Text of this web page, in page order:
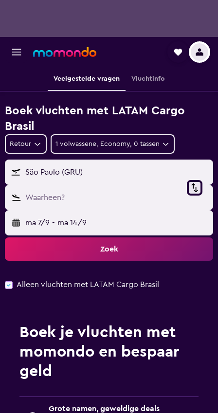
Veelgestelde vragen Vluchtinfo
Boek vluchten met LATAM Cargo
Brasil
Retour 1 volwassene, Economy, 0 tassen
São Paulo (GRU)
Waarheen?
ma 7/9 - ma 14/9
Zoek
Alleen vluchten met LATAM Cargo Brasil
Boek je vluchten met
momondo en bespaar
geld
Grote namen, geweldige deals